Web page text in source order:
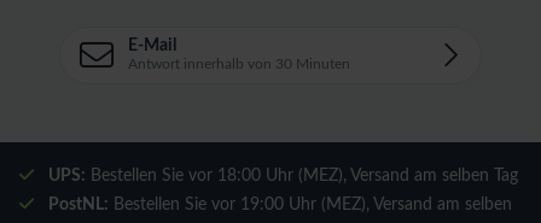
E-Mail
Antwort innerhalb von 30 Minuten
UPS: Bestellen Sie vor 18:00 Uhr (MEZ), Versand am selben Tag
PostNL: Bestellen Sie vor 19:00 Uhr (MEZ), Versand am selben